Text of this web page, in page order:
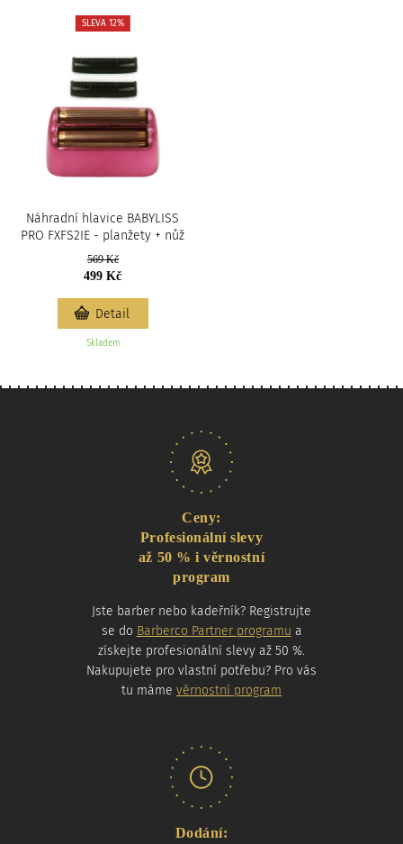
Náhradní hlavice BABYLISS
PRO FXFS2IE - planžety + nůž
SLEVA 12%
569 Kč
499 Kč
Skladem
Detail
Ceny:
Profesionální slevy
až 50 % i věrnostní
program
Jste barber nebo kadeřník? Registrujte
se do Barberco Partner programu a
získejte profesionální slevy až 50 %.
Nakupujete pro vlastní potřebu? Pro vás
tu máme věrnostní program
Dodání: